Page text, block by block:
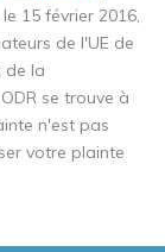
15 février 2016,
de l'UE de
de la
se trouve à
n'est pas
votre plainte